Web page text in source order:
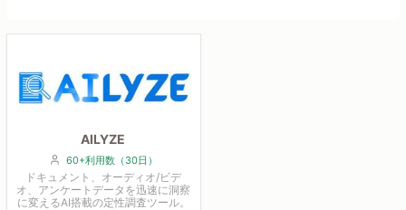
AILYZE
60+利用数（30日）
ドキュメント、オーディオ/ビデ
オ、アンケートデータを迅速に洞察
に変えるAI搭載の定性調査ツール。